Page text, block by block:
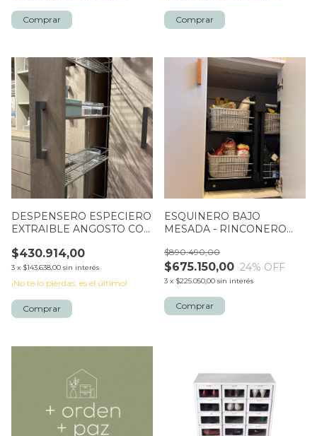
Comprar
DESPENSERO ESPECIERO
EXTRAIBLE ANGOSTO CON
$430.914,00
3 x $143.638,00 sin interés
¡No te lo pierdas, es el último!
ESQUINERO BAJO
MESADA - RINCONERO
$675.150,00
$890.490,00
24% OFF
3 x $225.050,00 sin interés